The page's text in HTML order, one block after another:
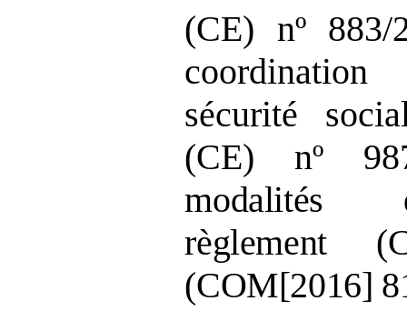
(CE) nº
sécurité
(CE) nº
modalités
règlement
(COM[2016]